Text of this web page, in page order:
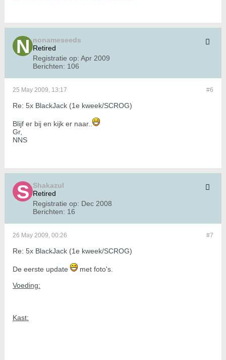
nonameseeds
Retired
Registratie op: Apr 2009
Berichten: 106
#6
25 May 2009, 13:17
Re: 5x BlackJack (1e kweek/SCROG)
Blijf er bij en kijk er naar..
Gr,
NNS
Shakazul
Retired
Registratie op: Dec 2008
Berichten: 16
#7
26 May 2009, 00:26
Re: 5x BlackJack (1e kweek/SCROG)
De eerste update
met foto's.
Voeding:
Kast: